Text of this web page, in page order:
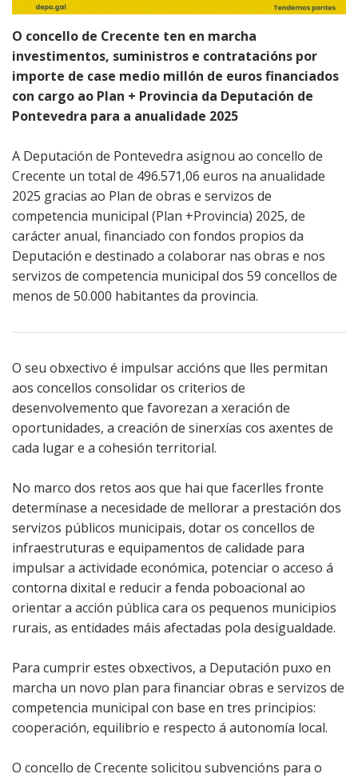
Ribeira
Sendelle
Vilar
económica
Seguridad
ciudadana
Juzgado de paz
O concello de Crecente ten en marcha
investimentos, suministros e contratacións por
importe de case medio millón de euros financiados
con cargo ao Plan + Provincia da Deputación de
Pontevedra para a anualidade 2025
A Deputación de Pontevedra asignou ao concello de
Crecente un total de 496.571,06 euros na anualidade
2025 gracias ao Plan de obras e servizos de
competencia municipal (Plan +Provincia) 2025, de
carácter anual, financiado con fondos propios da
Deputación e destinado a colaborar nas obras e nos
servizos de competencia municipal dos 59 concellos de
menos de 50.000 habitantes da provincia.
O seu obxectivo é impulsar accións que lles permitan
aos concellos consolidar os criterios de
desenvolvemento que favorezan a xeración de
oportunidades, a creación de sinerxías cos axentes de
cada lugar e a cohesión territorial.
No marco dos retos aos que hai que facerlles fronte
determínase a necesidade de mellorar a prestación dos
servizos públicos municipais, dotar os concellos de
infraestruturas e equipamentos de calidade para
impulsar a actividade económica, potenciar o acceso á
contorna dixital e reducir a fenda poboacional ao
orientar a acción pública cara os pequenos municipios
rurais, as entidades máis afectadas pola desigualdade.
Para cumprir estes obxectivos, a Deputación puxo en
marcha un novo plan para financiar obras e servizos de
competencia municipal con base en tres principios:
cooperación, equilibrio e respecto á autonomía local.
O concello de Crecente solicitou subvencións para o